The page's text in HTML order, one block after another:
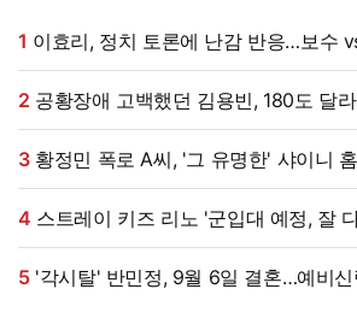
1
"빠지면 안 될까요?"
2
겹경사
3황정민 폭로 A씨, '그 유명한' 샤이니 홈마
출신?…"고마워서 술 사려던 건데" 침묵
이슈]
4
HD포토]
5'각시탈' 반민정, 9월 6일 결혼…예비신랑은 연상의 사업가